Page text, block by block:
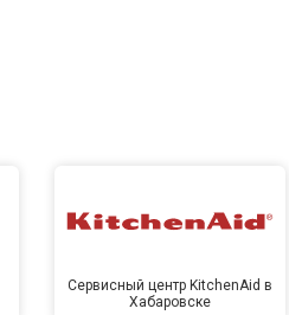
Сервисный центр KitchenAid в
Хабаровске